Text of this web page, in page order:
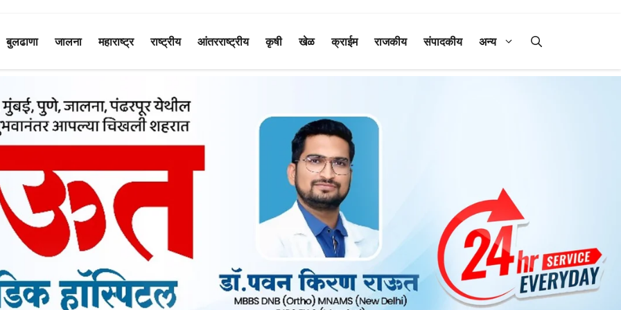
बुलढाणा जालना महाराष्ट्र राष्ट्रीय आंतरराष्ट्रीय कृषी खेळ क्राईम राजकीय संपादकीय अन्य